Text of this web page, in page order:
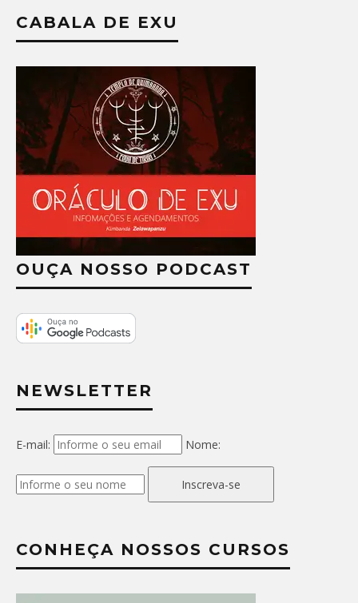
CABALA DE EXU
OUÇA NOSSO PODCAST
NEWSLETTER
E-mail: Nome:
Inscreva-se
CONHEÇA NOSSOS CURSOS